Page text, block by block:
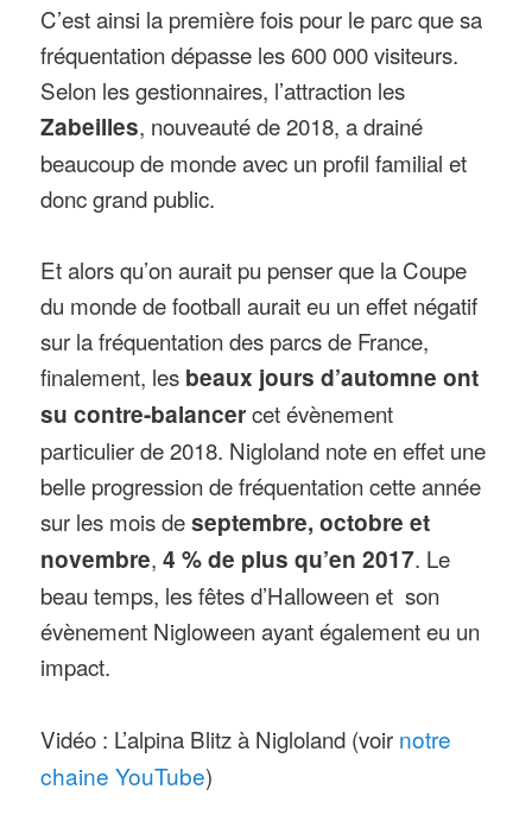
C’est ainsi la première fois pour le parc que sa
fréquentation dépasse les 600 000 visiteurs.
Selon les gestionnaires, l’attraction les
Zabeilles, nouveauté de 2018, a drainé
beaucoup de monde avec un profil familial et
donc grand public.
Et alors qu’on aurait pu penser que la Coupe
du monde de football aurait eu un effet négatif
sur la fréquentation des parcs de France,
finalement, les beaux jours d’automne ont
su contre-balancercet évènement
particulier de 2018. Nigloland note en effet une
belle progression de fréquentation cette année
sur les mois deseptembre, octobre et
novembre,4 % de plus qu’en 2017. Le
beau temps, les fêtes d’Halloween et son
évènement Nigloween ayant également eu un
impact.
Vidéo : L’alpina Blitz à Nigloland (voir notre
chaine YouTube)